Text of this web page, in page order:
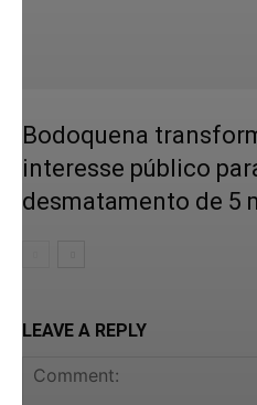
Bodoquena
interesse público
desmatamento de 5
LEAVE A REPLY